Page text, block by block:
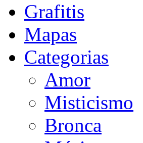
Grafitis
Mapas
Categorias
Amor
Misticismo
Bronca